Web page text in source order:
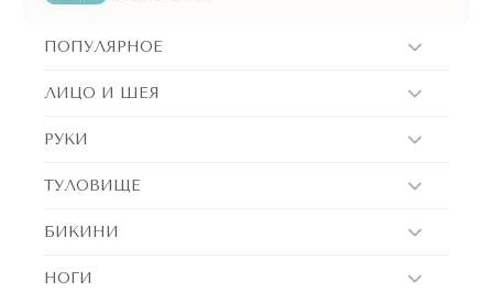
ПОПУЛЯРНОЕ
ЛИЦО И ШЕЯ
РУКИ
ТУЛОВИЩЕ
БИКИНИ
НОГИ